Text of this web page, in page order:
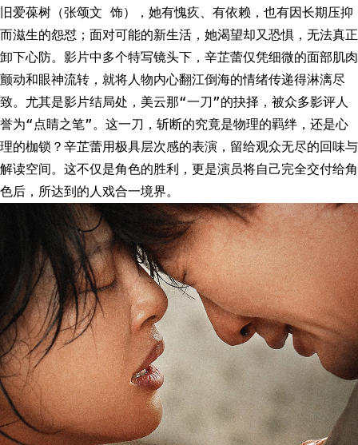
旧爱葆树（张颂文 饰），她有愧疚、有依赖，也有因长期压抑
而滋生的怨怼；面对可能的新生活，她渴望却又恐惧，无法真正
卸下心防。影片中多个特写镜头下，辛芷蕾仅凭细微的面部肌肉
颤动和眼神流转，就将人物内心翻江倒海的情绪传递得淋漓尽
致。尤其是影片结局处，美云那“一刀”的抉择，被众多影评人
誉为“点睛之笔”。这一刀，斩断的究竟是物理的羁绊，还是心
理的枷锁？辛芷蕾用极具层次感的表演，留给观众无尽的回味与
解读空间。这不仅是角色的胜利，更是演员将自己完全交付给角
色后，所达到的人戏合一境界。